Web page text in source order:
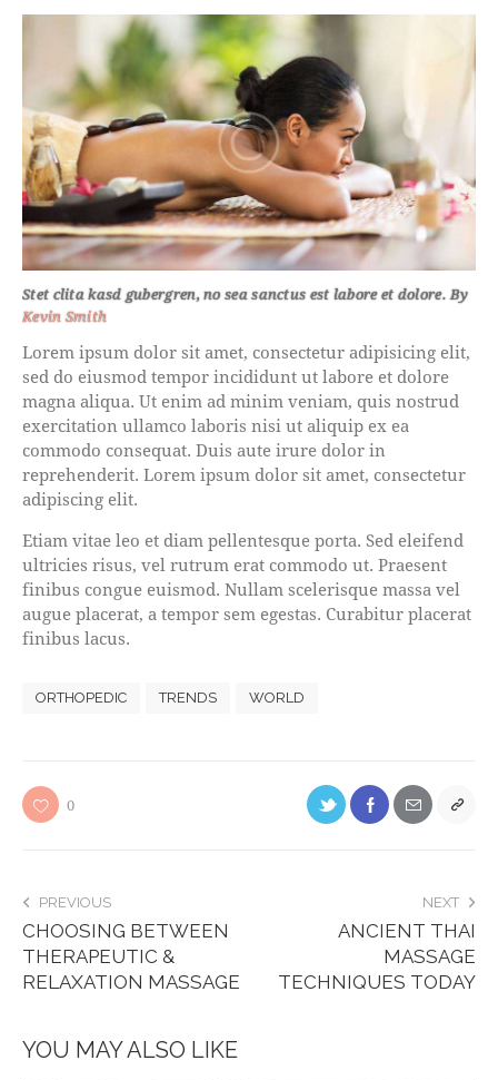
Stet clita kasd gubergren, no sea sanctus est labore et dolore. By
Kevin Smith
Lorem ipsum dolor sit amet, consectetur adipisicing elit,
sed do eiusmod tempor incididunt ut labore et dolore
magna aliqua. Ut enim ad minim veniam, quis nostrud
exercitation ullamco laboris nisi ut aliquip ex ea
commodo consequat. Duis aute irure dolor in
reprehenderit. Lorem ipsum dolor sit amet, consectetur
adipiscing elit.
Etiam vitae leo et diam pellentesque porta. Sed eleifend
ultricies risus, vel rutrum erat commodo ut. Praesent
finibus congue euismod. Nullam scelerisque massa vel
augue placerat, a tempor sem egestas. Curabitur placerat
finibus lacus.
ORTHOPEDIC TRENDS WORLD
0
PREVIOUS
CHOOSING BETWEEN
THERAPEUTIC &
RELAXATION MASSAGE
NEXT
ANCIENT THAI
MASSAGE
TECHNIQUES TODAY
YOU MAY ALSO LIKE